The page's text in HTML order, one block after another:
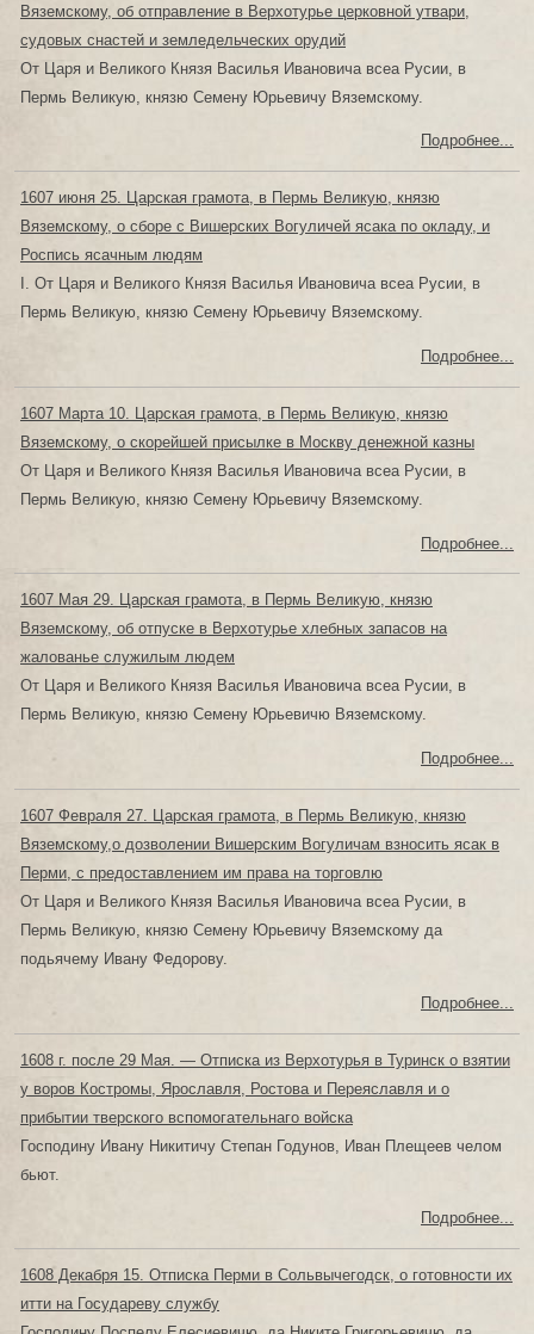
Вяземскому, об отправление в Верхотурье церковной утвари,
судовых снастей и земледельческих орудий
От Царя и Великого Князя Василья Ивановича всеа Русии, в
Пермь Великую, князю Семену Юрьевичу Вяземскому.
Подробнее...
1607 июня 25. Царская грамота, в Пермь Великую, князю
Вяземскому, о сборе с Вишерских Вогуличей ясака по окладу, и
Роспись ясачным людям
I. От Царя и Великого Князя Василья Ивановича всеа Русии, в
Пермь Великую, князю Семену Юрьевичу Вяземскому.
Подробнее...
1607 Марта 10. Царская грамота, в Пермь Великую, князю
Вяземскому, о скорейшей присылке в Москву денежной казны
От Царя и Великого Князя Василья Ивановича всеа Русии, в
Пермь Великую, князю Семену Юрьевичу Вяземскому.
Подробнее...
1607 Мая 29. Царская грамота, в Пермь Великую, князю
Вяземскому, об отпуске в Верхотурье хлебных запасов на
жалованье служилым людем
От Царя и Великого Князя Василья Ивановича всеа Русии, в
Пермь Великую, князю Семену Юрьевичю Вяземскому.
Подробнее...
1607 Февраля 27. Царская грамота, в Пермь Великую, князю
Вяземскому,о дозволении Вишерским Вогуличам взносить ясак в
Перми, с предоставлением им права на торговлю
От Царя и Великого Князя Василья Ивановича всеа Русии, в
Пермь Великую, князю Семену Юрьевичу Вяземскому да
подьячему Ивану Федорову.
Подробнее...
1608 г. после 29 Мая. — Отписка из Верхотурья в Туринск о взятии
у воров Костромы, Ярославля, Ростова и Переяславля и о
прибытии тверского вспомогательнаго войска
Господину Ивану Никитичу Степан Годунов, Иван Плещеев челом
бьют.
Подробнее...
1608 Декабря 15. Отписка Перми в Сольвычегодск, о готовности их
итти на Государеву службу